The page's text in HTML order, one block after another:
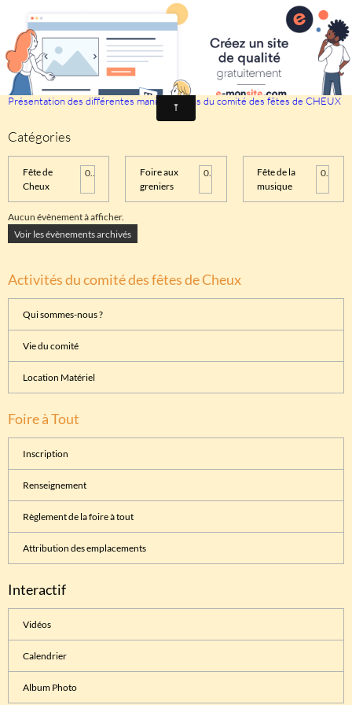
Comité des fêtes de CHEUX
Calendrier
Présentation des différentes manifestations du comité des fêtes de CHEUX
Catégories
Fête de
Cheux
0
Foire aux
greniers
0
Fête de la
musique
Aucun évènement à afficher.
Voir les évènements archivés
Activités du comité des fêtes de Cheux
Qui sommes-nous ?
Vie du comité
Location Matériel
Foire à Tout
Inscription
Renseignement
Règlement de la foire à tout
Attribution des emplacements
Interactif
Vidéos
Calendrier
Album Photo